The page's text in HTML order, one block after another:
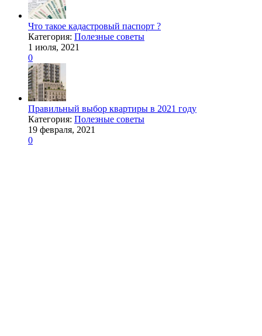
Что такое кадастровый паспорт ?
Категория: Полезные советы
1 июля, 2021
0
Правильный выбор квартиры в 2021 году
Категория: Полезные советы
19 февраля, 2021
0